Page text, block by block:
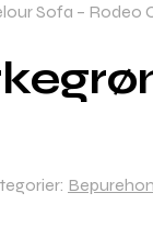
Sofa – Rodeo